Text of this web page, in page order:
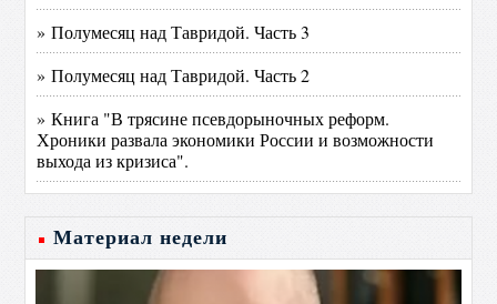
» Полумесяц над Тавридой. Часть 3
» Полумесяц над Тавридой. Часть 2
» Книга "В трясине псевдорыночных реформ.
Хроники развала экономики России и возможности
выхода из кризиса".
Материал недели